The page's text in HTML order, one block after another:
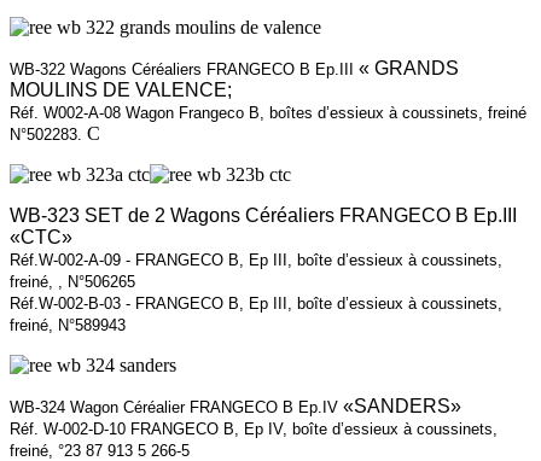
WB-322 Wagons Céréaliers FRANGECO B Ep.III « GRANDS
MOULINS DE VALENCE;
Réf. W002-A-08 Wagon Frangeco B, boîtes d’essieux à coussinets, freiné
N°502283. C
WB-323 SET de 2 Wagons Céréaliers FRANGECO B Ep.III
«CTC»
Réf.W-002-A-09 - FRANGECO B, Ep III, boîte d’essieux à coussinets,
freiné, , N°506265
Réf.W-002-B-03 - FRANGECO B, Ep III, boîte d’essieux à coussinets,
freiné, N°589943
WB-324 Wagon Céréalier FRANGECO B Ep.IV «SANDERS»
Réf. W-002-D-10 FRANGECO B, Ep IV, boîte d’essieux à coussinets,
freiné, °23 87 913 5 266-5